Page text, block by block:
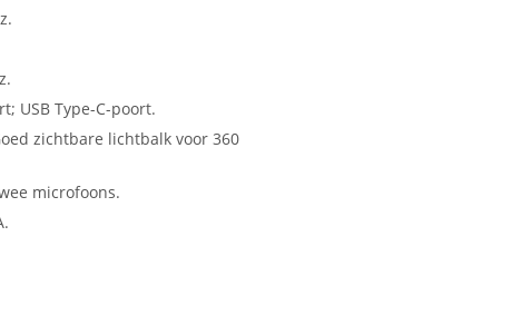
USB Type-C-poort.
zichtbare lichtbalk voor 360
microfoons.